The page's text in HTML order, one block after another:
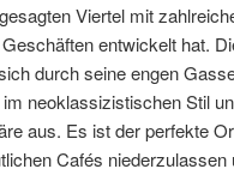
Viertel mit
entwickelt hat.
durch seine engen
neoklassizistischen Stil
aus. Es ist der perfekte
Cafés niederzulassen